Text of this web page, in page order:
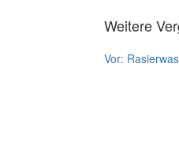
Weitere
Vor: